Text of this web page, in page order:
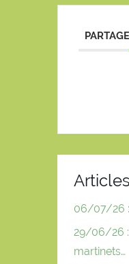
06/07/26 :
29/06/26 :
martinets…